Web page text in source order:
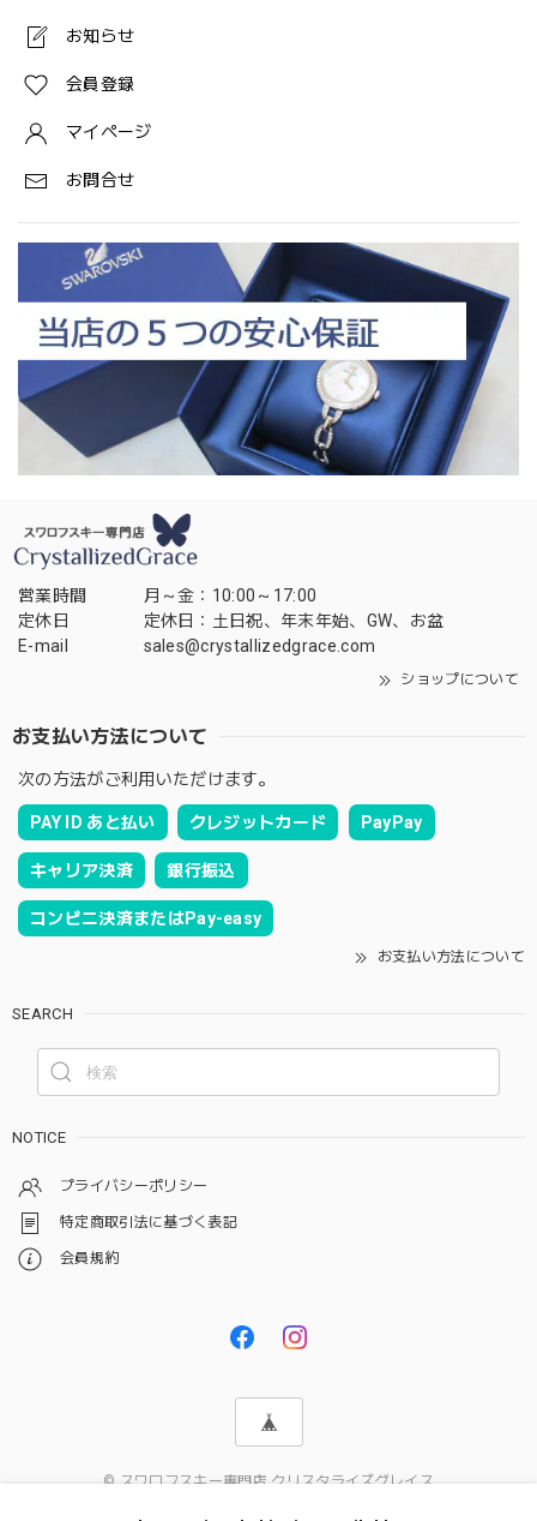
お知らせ
会員登録
マイページ
お問合せ
営業時間
月～金：10:00～17:00
定休日
定休日：土日祝、年末年始、GW、お盆
E-mail
sales@crystallizedgrace.com
ショップについて
お支払い方法について
次の方法がご利用いただけます。
PAY ID あと払い クレジットカード PayPay
キャリア決済 銀行振込
コンビニ決済またはPay-easy
お支払い方法について
SEARCH
NOTICE
プライバシーポリシー
特定商取引法に基づく表記
会員規約
© スワロフスキー専門店 クリスタライズグレイス